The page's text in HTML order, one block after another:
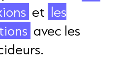
et les
avec les